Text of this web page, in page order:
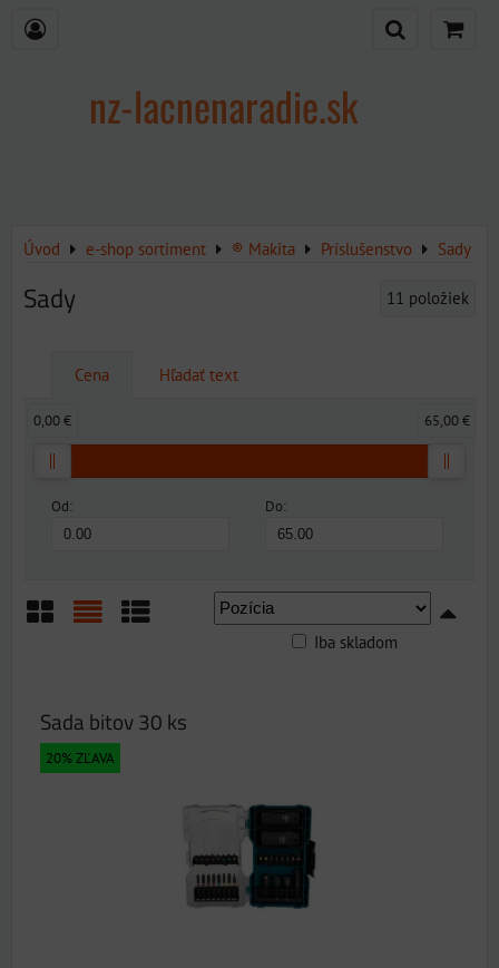
nz-lacnenaradie.sk
Úvod e-shop sortiment ® Makita Príslušenstvo Sady
Sady 11 položiek
Cena Hľadať text
Od: Do:
0,00 € 65,00 €
Iba skladom
Sada bitov 30 ks
20% ZĽAVA